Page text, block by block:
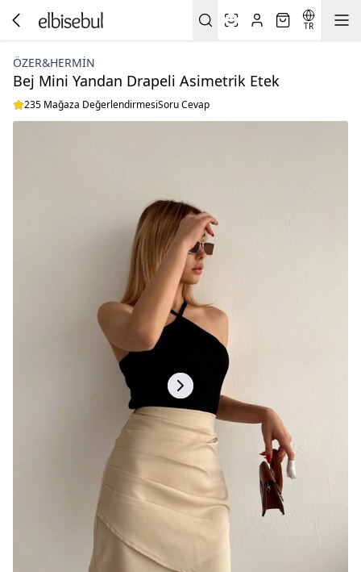
TR
ÖZER&HERMIN
Bej Mini Yandan Drapeli Asimetrik Etek
235 Mağaza DeğerlendirmesiSoru Cevap